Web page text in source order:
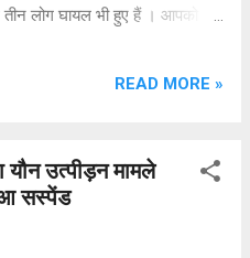
लोग घायल भी हुए हैं । आपको बता
जाती हैं। ये कई टन वजन की होती हैं
यह हादसा बहुत दर्दनाक हो गया।
जा रहे गर्डर का हिस्सा भी नीचे
READ MORE »
उत्पीड़न मामले
सस्पेंड